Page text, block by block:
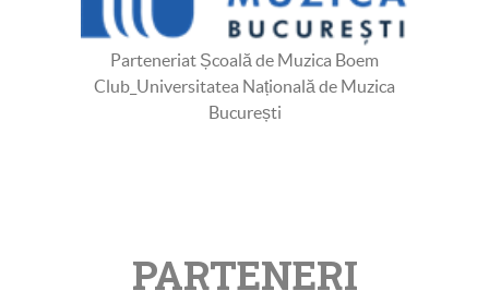
Parteneriat Școală de Muzica Boem
Club_Universitatea Națională de Muzica
București
PARTENERI